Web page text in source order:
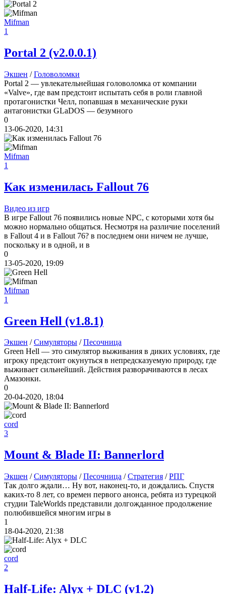
Mifman
1
Portal 2 (v2.0.0.1)
Экшен /Головоломки
Portal 2 — увлекательнейшая головоломка от компании
«Valve», где вам предстоит испытать себя в роли главной
протагонистки Челл, попавшая в механические руки
антагонистки GLaDOS — безумного
0
13-06-2020, 14:31
Mifman
1
Как изменилась Fallout 76
Видео из игр
В игре Fallout 76 появились новые NPC, с которыми хотя бы
можно нормально общаться. Несмотря на различие поселений
в Fallout 4 и в Fallout 76? в последнем они ничем не лучше,
поскольку и в одной, и в
0
13-05-2020, 19:09
Mifman
1
Green Hell (v1.8.1)
Экшен /Симуляторы /Песочница
Green Hell — это симулятор выживания в диких условиях, где
игроку предстоит окунуться в непредсказуемую природу, где
выживает сильнейший. Действия разворачиваются в лесах
Амазонки.
0
20-04-2020, 18:04
cord
3
Mount & Blade II: Bannerlord
Экшен /Симуляторы /Песочница /Стратегия /РПГ
Так долго ждали… Ну вот, наконец-то, и дождались. Спустя
каких-то 8 лет, со времен первого анонса, ребята из турецкой
студии TaleWorlds представили долгожданное продолжение
полюбившейся многим игры в
1
18-04-2020, 21:38
cord
2
Half-Life: Alyx + DLC (v1.2)